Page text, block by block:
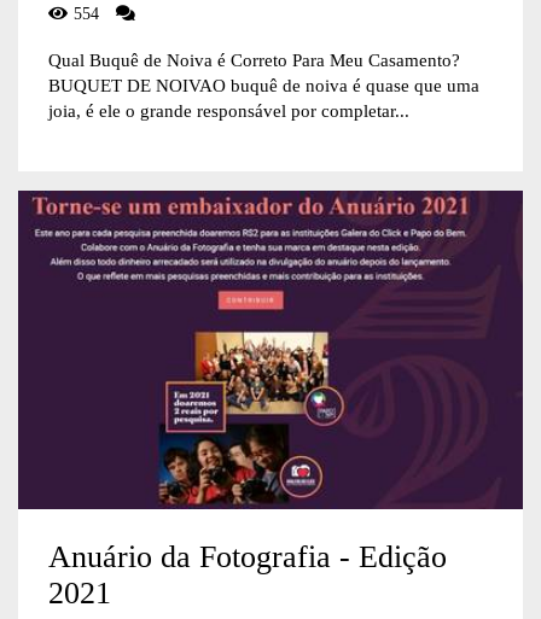
554
Qual Buquê de Noiva é Correto Para Meu Casamento?
BUQUET DE NOIVAO buquê de noiva é quase que uma
joia, é ele o grande responsável por completar...
Anuário da Fotografia - Edição
2021